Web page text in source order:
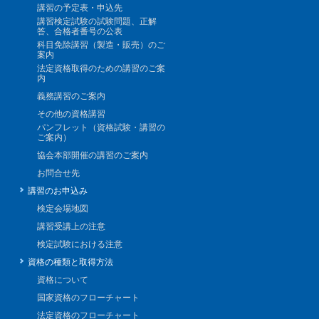
講習の予定表・申込先
講習検定試験の試験問題、正解
答、合格者番号の公表
科目免除講習（製造・販売）のご
案内
法定資格取得のための講習のご案
内
義務講習のご案内
その他の資格講習
パンフレット（資格試験・講習の
ご案内）
協会本部開催の講習のご案内
お問合せ先
講習のお申込み
検定会場地図
講習受講上の注意
検定試験における注意
資格の種類と取得方法
資格について
国家資格のフローチャート
法定資格のフローチャート